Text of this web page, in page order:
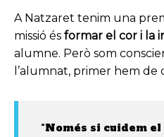
A Natzaret tenim una
missió és formar el cor i la
alumne. Però som
l’alumnat, primer hem de
“Només si cuidem